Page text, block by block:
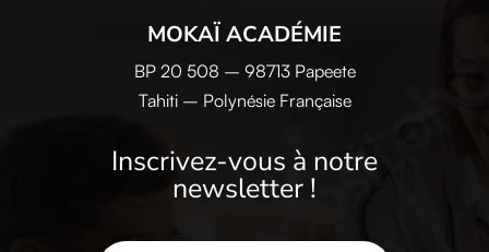
MOKAÏ ACADÉMIE
BP 20 508 – 98713 Papeete
Tahiti – Polynésie Française
Inscrivez-vous à notre
newsletter !